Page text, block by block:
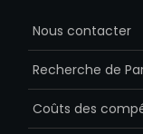
Nous contacter
Recherche de
Coûts des